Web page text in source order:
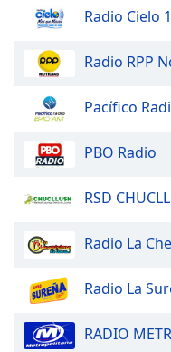
Dialog
dialog
Radio Cielo
Radio RPP
Pacífico
PBO Radio
RSD
Radio La
Radio La
RADIO